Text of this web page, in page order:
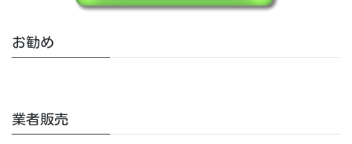
お勧め
業者販売